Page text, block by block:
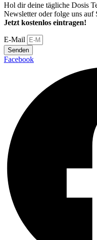
Hol dir deine tägliche Dosis
Newsletter oder folge uns auf
Jetzt kostenlos eintragen!
E-Mail
Senden
Facebook